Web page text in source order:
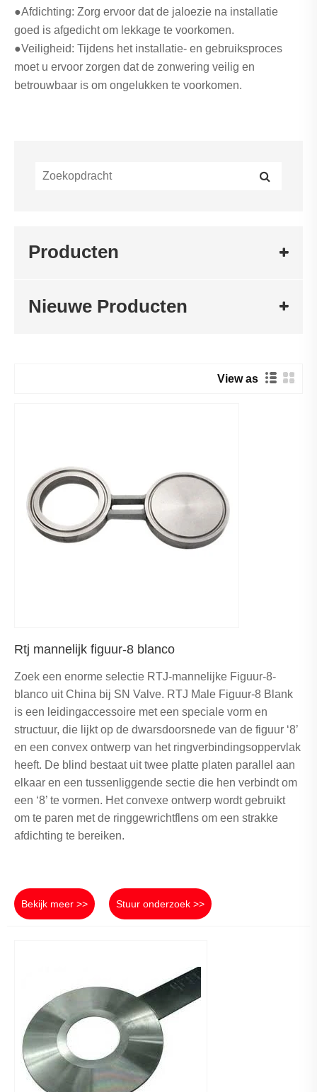
●Afdichting: Zorg ervoor dat de jaloezie na installatie
goed is afgedicht om lekkage te voorkomen.
●Veiligheid: Tijdens het installatie- en gebruiksproces
moet u ervoor zorgen dat de zonwering veilig en
betrouwbaar is om ongelukken te voorkomen.
Producten
Nieuwe Producten
View as
Rtj mannelijk figuur-8 blanco
Zoek een enorme selectie RTJ-mannelijke Figuur-8-
blanco uit China bij SN Valve. RTJ Male Figuur-8 Blank
is een leidingaccessoire met een speciale vorm en
structuur, die lijkt op de dwarsdoorsnede van de figuur ‘8’
en een convex ontwerp van het ringverbindingsoppervlak
heeft. De blind bestaat uit twee platte platen parallel aan
elkaar en een tussenliggende sectie die hen verbindt om
een ​​‘8’ te vormen. Het convexe ontwerp wordt gebruikt
om te paren met de ringgewrichtflens om een ​​strakke
afdichting te bereiken.
Bekijk meer >> Stuur onderzoek >>